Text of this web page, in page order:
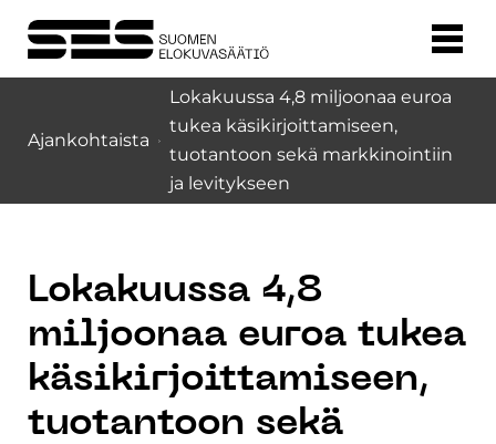
Ajankohtaista
Lokakuussa 4,8 miljoonaa euroa
tukea käsikirjoittamiseen,
tuotantoon sekä markkinointiin
ja levitykseen
Lokakuussa 4,8
miljoonaa euroa tukea
käsikirjoittamiseen,
tuotantoon sekä